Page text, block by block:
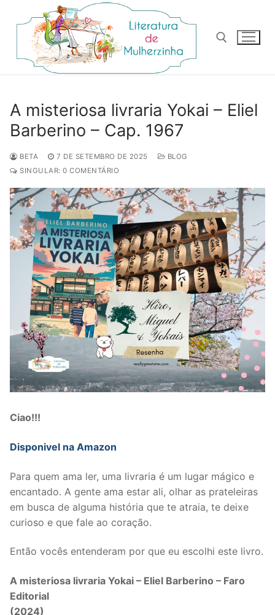
para
conteúdo
A misteriosa livraria Yokai – Eliel
Barberino – Cap. 1967
BETA 7 DE SETEMBRO DE 2025
BLOG
SINGULAR: 0 COMENTÁRIO
Ciao!!!
Disponivel na Amazon
Para quem ama ler, uma livraria é um lugar mágico e
encantado. A gente ama estar ali, olhar as prateleiras
em busca de alguma história que te atraia, te deixe
curioso e que fale ao coração.
Então vocês entenderam por que eu escolhi este livro.
A misteriosa livraria Yokai – Eliel Barberino – Faro
Editorial
(2024)